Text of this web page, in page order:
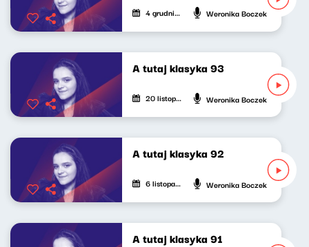
4 grudnia 2025 Weronika Boczek
A tutaj klasyka 93
20 listopada 2025 Weronika Boczek
A tutaj klasyka 92
6 listopada 2025 Weronika Boczek
A tutaj klasyka 91